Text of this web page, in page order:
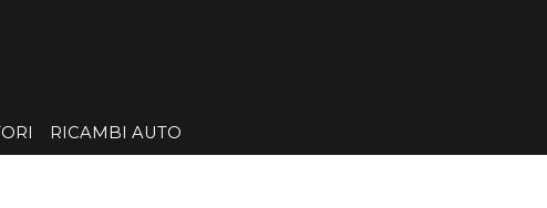
Salta menù
▼
RICAMBI AUTO